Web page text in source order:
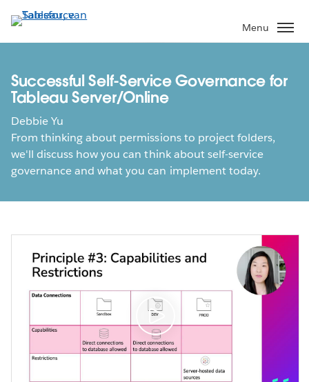
Verder
naar
hoofdinhoud
Menu
Successful Self-Service Governance for
Tableau Server/Online
Debbie Yu
From thinking about permissions to project folders,
we'll discuss how you can think about self-service
governance and what you can implement today.